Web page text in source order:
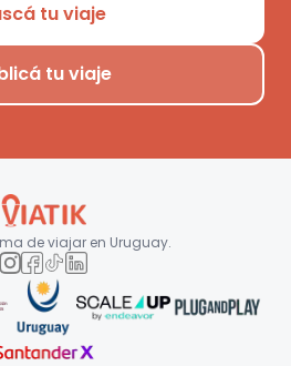
tu viaje
tu viaje
de viajar en Uruguay.